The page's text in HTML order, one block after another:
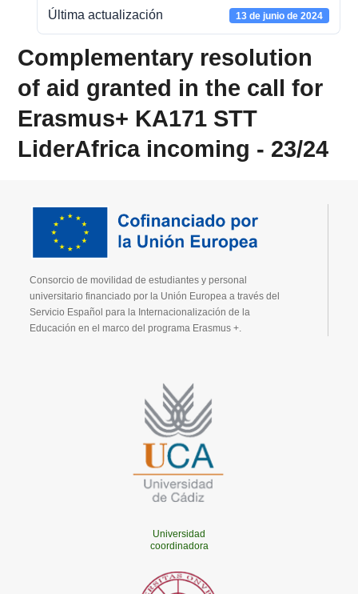
Última actualización 13 de junio de 2024
Complementary resolution
of aid granted in the call for
Erasmus+ KA171 STT
LiderAfrica incoming - 23/24
Consorcio de movilidad de estudiantes y personal
universitario financiado por la Unión Europea a través del
Servicio Español para la Internacionalización de la
Educación en el marco del programa Erasmus +.
Universidad
coordinadora